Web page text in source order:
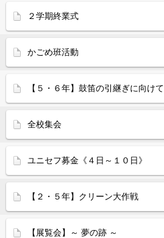
２学期終業式
かごめ班活動
【５・６年】鼓笛の引継ぎに向けて
全校集会
ユニセフ募金《４日～１０日》
【２・５年】クリーン大作戦
【展覧会】～ 夢の跡 ～